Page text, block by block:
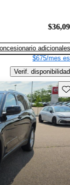
adicionales
$675/mes
Verif. disponibilidad